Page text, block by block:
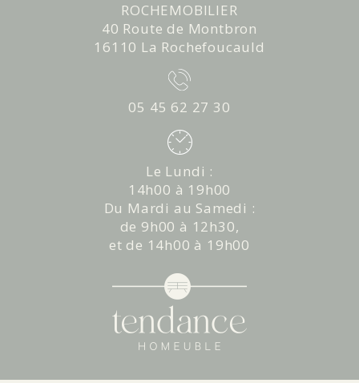
ROCHEMOBILIER
40 Route de Montbron
16110 La Rochefoucauld
05 45 62 27 30
Le Lundi :
14h00 à 19h00
Du Mardi au Samedi :
de 9h00 à 12h30,
et de 14h00 à 19h00